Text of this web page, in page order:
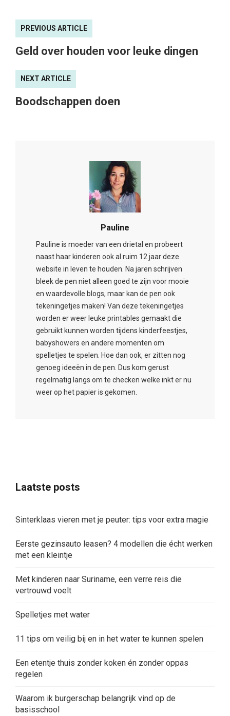
PREVIOUS ARTICLE
Geld over houden voor leuke dingen
NEXT ARTICLE
Boodschappen doen
Pauline
Pauline is moeder van een drietal en probeert
naast haar kinderen ook al ruim 12 jaar deze
website in leven te houden. Na jaren schrijven
bleek de pen niet alleen goed te zijn voor mooie
en waardevolle blogs, maar kan de pen ook
tekeningetjes maken! Van deze tekeningetjes
worden er weer leuke printables gemaakt die
gebruikt kunnen worden tijdens kinderfeestjes,
babyshowers en andere momenten om
spelletjes te spelen. Hoe dan ook, er zitten nog
genoeg ideeën in de pen. Dus kom gerust
regelmatig langs om te checken welke inkt er nu
weer op het papier is gekomen.
Laatste posts
Sinterklaas vieren met je peuter: tips voor extra magie
Eerste gezinsauto leasen? 4 modellen die écht werken
met een kleintje
Met kinderen naar Suriname, een verre reis die
vertrouwd voelt
Spelletjes met water
11 tips om veilig bij en in het water te kunnen spelen
Een etentje thuis zonder koken én zonder oppas
regelen
Waarom ik burgerschap belangrijk vind op de
basisschool